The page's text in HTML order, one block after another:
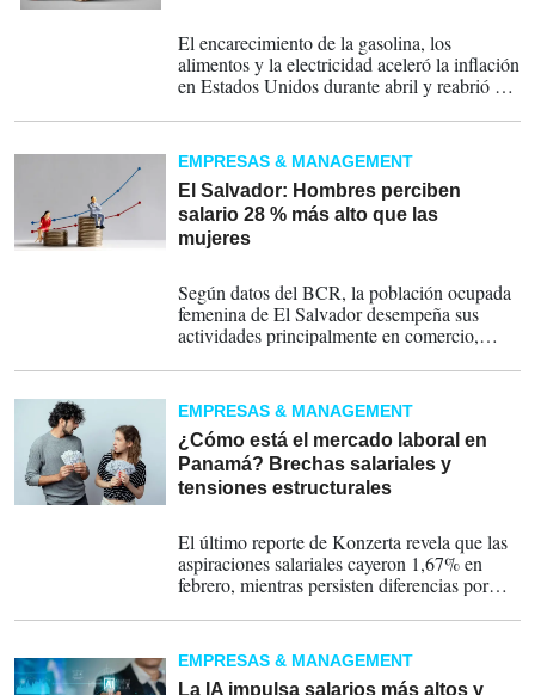
El encarecimiento de la gasolina, los
alimentos y la electricidad aceleró la inflación
en Estados Unidos durante abril y reabrió un
contenido. La guerra con Irán y la presión
sobre el mercado energético global obligan
ahora a la Reserva Federal a reconsiderar su
hoja de ruta monetaria.
EMPRESAS & MANAGEMENT
El Salvador: Hombres perciben
salario 28 % más alto que las
mujeres
Según datos del BCR, la población ocupada
femenina de El Salvador desempeña sus
actividades principalmente en comercio,
EMPRESAS & MANAGEMENT
¿Cómo está el mercado laboral en
Panamá? Brechas salariales y
tensiones estructurales
El último reporte de Konzerta revela que las
aspiraciones salariales cayeron 1,67% en
febrero, mientras persisten diferencias por
tensiones estructurales en equidad, empleo
juvenil y dinámicas del mercado laboral
panameño.
EMPRESAS & MANAGEMENT
La IA impulsa salarios más altos y